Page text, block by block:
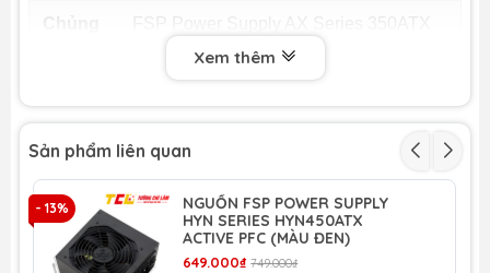
Model AX270-50WPN - Active PFC
(Tray - không kèm dây nguồn - có PCI-E
)
nguồn
Tiêu
Active PFC
Xem thêm
Sản phẩm liên quan
- 13%
NGUỒN FSP POWER SUPPLY
HYN SERIES HYN450ATX
ACTIVE PFC (MÀU ĐEN)
649.000₫ 749.000₫